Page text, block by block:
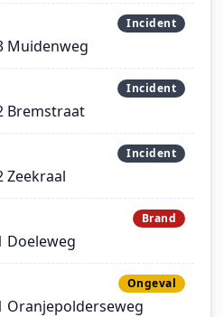
Incident
Muidenweg
Incident
Bremstraat
Incident
Zeekraal
Brand
Doeleweg
Ongeval
Oranjepolderseweg